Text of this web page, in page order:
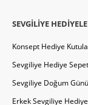
SEVGILIYE
Konsept Hediye
Sevgiliye Hediye
Sevgiliye Doğum
Erkek Sevgiliye Hediye